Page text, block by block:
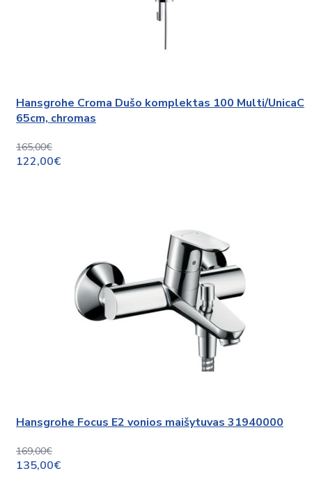
Hansgrohe Croma Dušo komplektas 100 Multi/UnicaC
65cm, chromas
165,00€
122,00€
Hansgrohe Focus E2 vonios maišytuvas 31940000
169,00€
135,00€